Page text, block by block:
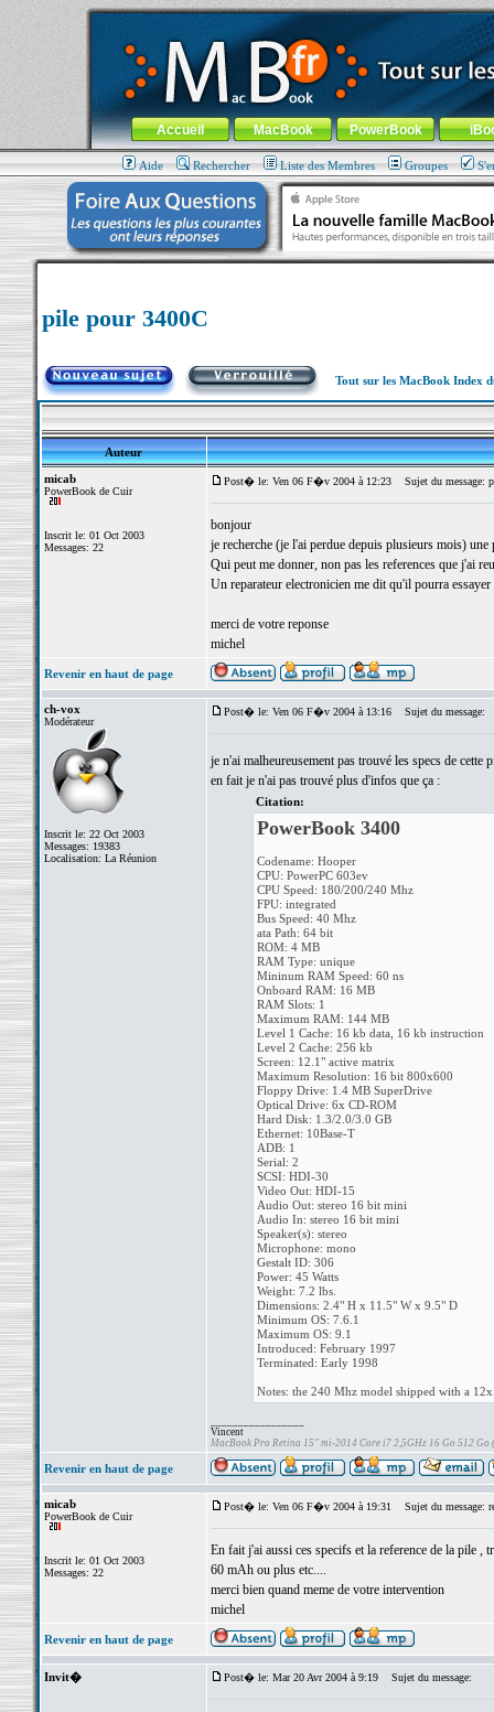
MacBook-fr.com : 100% Apple... 100% nomade !
Aller au contenu-Aller au menu général-Aller au menu de
Menu général
Accueil MacBook PowerBook
Aide Rechercher Liste des Membres Groupes
pile pour 3400C
Tout sur les MacBook Index
Auteur
micab
PowerBook de Cuir
Inscrit le: 01 Oct 2003
Messages: 22
Post� le: Ven 06 F�v 2004 à 12:23 Sujet du message:
bonjour
je recherche (je l'ai perdue depuis plusieurs mois)
Qui peut me donner, non pas les references que j'ai
Un reparateur electronicien me dit qu'il pourra
merci de votre reponse
michel
Revenir en haut de page
ch-vox
Modérateur
Inscrit le: 22 Oct 2003
Messages: 19383
Localisation: La Réunion
Post� le: Ven 06 F�v 2004 à 13:16 Sujet du message:
je n'ai malheureusement pas trouvé les specs de cette
en fait je n'ai pas trouvé plus d'infos que ça :
Citation:
PowerBook 3400
Codename: Hooper
CPU: PowerPC 603ev
CPU Speed: 180/200/240 Mhz
FPU: integrated
Bus Speed: 40 Mhz
ata Path: 64 bit
ROM: 4 MB
RAM Type: unique
Mininum RAM Speed: 60 ns
Onboard RAM: 16 MB
RAM Slots: 1
Maximum RAM: 144 MB
Level 1 Cache: 16 kb data, 16 kb instruction
Level 2 Cache: 256 kb
Screen: 12.1" active matrix
Maximum Resolution: 16 bit 800x600
Floppy Drive: 1.4 MB SuperDrive
Optical Drive: 6x CD-ROM
Hard Disk: 1.3/2.0/3.0 GB
Ethernet: 10Base-T
ADB: 1
Serial: 2
SCSI: HDI-30
Video Out: HDI-15
Audio Out: stereo 16 bit mini
Audio In: stereo 16 bit mini
Speaker(s): stereo
Microphone: mono
Gestalt ID: 306
Power: 45 Watts
Weight: 7.2 lbs.
Dimensions: 2.4" H x 11.5" W x 9.5" D
Minimum OS: 7.6.1
Maximum OS: 9.1
Introduced: February 1997
Terminated: Early 1998
Notes: the 240 Mhz model shipped with a
Vincent
MacBook Pro Retina 15" mi-2014 Core i7 2,5GHz 16 Go 512 Go
Revenir en haut de page
micab
PowerBook de Cuir
Inscrit le: 01 Oct 2003
Messages: 22
Post� le: Ven 06 F�v 2004 à 19:31 Sujet du message:
En fait j'ai aussi ces specifs et la reference de la pile
60 mAh ou plus etc....
merci bien quand meme de votre intervention
michel
Revenir en haut de page
Invit� Post� le: Mar 20 Avr 2004 à 9:19 Sujet du message: